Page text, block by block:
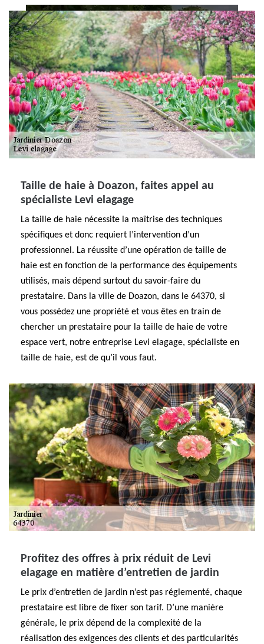
Taille de haie à Doazon, faites appel au
spécialiste Levi elagage
La taille de haie nécessite la maîtrise des techniques
spécifiques et donc requiert l’intervention d’un
professionnel. La réussite d’une opération de taille de
haie est en fonction de la performance des équipements
utilisés, mais dépend surtout du savoir-faire du
prestataire. Dans la ville de Doazon, dans le 64370, si
vous possédez une propriété et vous êtes en train de
chercher un prestataire pour la taille de haie de votre
espace vert, notre entreprise Levi elagage, spécialiste en
taille de haie, est de qu’il vous faut.
Profitez des offres à prix réduit de Levi
elagage en matière d’entretien de jardin
Le prix d’entretien de jardin n’est pas réglementé, chaque
prestataire est libre de fixer son tarif. D’une manière
générale, le prix dépend de la complexité de la
réalisation des exigences des clients et des particularités